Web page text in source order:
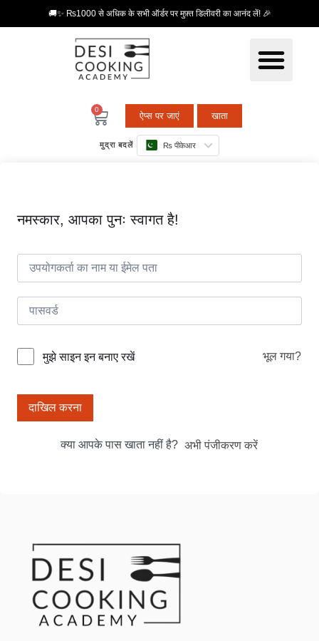
🚚✨ ₨1000 से अधिक के सभी ऑर्डर पर मुफ़्त डिलीवरी का आनंद लें! 🎉
0
ऐप्स पर जाएं खाता
मुद्रा बदलें ₨ पीकेआर
नमस्कार, आपका पुनः स्वागत है!
मुझे साइन इन बनाए रखें भूल गया?
दाखिल करना
क्या आपके पास खाता नहीं है? अभी पंजीकरण करें